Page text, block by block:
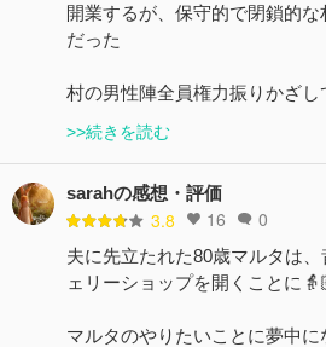
開業するが、保守的で閉鎖的
だった
村の男性陣全員権力振りかざ
>>続きを読む
sarahの感想・評価
3.8 16 0
夫に先立たれた80歳マルタは
ェリーショップを開くことに
マルタのやりたいことに夢中